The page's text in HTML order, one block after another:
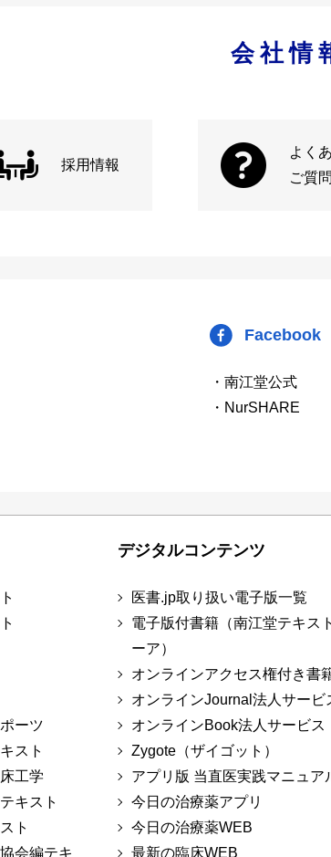
会社情
採用情報
よく
ご質問
Facebook
・南江堂公式
・NurSHARE
ーツ
スト
工学
キスト
ト
会編テキ
デジタルコンテンツ
医書.jp取り扱い電子版一覧
電子版付書籍（南江堂テキス
ーア）
オンラインアクセス権付き書
オンラインJournal法人サービ
オンラインBook法人サービス
Zygote（ザイゴット）
アプリ版 当直医実践マニュア
今日の治療薬アプリ
今日の治療薬WEB
最新の臨床WEB